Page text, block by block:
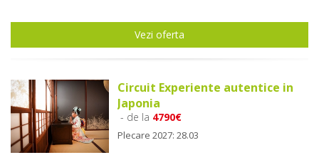
Vezi oferta
Circuit Experiente autentice in
Japonia
- de la 4790€
Plecare 2027: 28.03